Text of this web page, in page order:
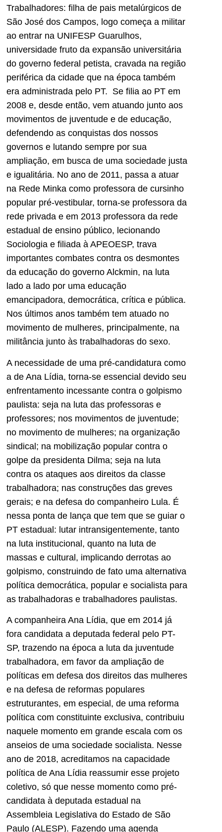
Trabalhadores: filha de pais metalúrgicos de
São José dos Campos, logo começa a militar
ao entrar na UNIFESP Guarulhos,
universidade fruto da expansão universitária
do governo federal petista, cravada na região
periférica da cidade que na época também
era administrada pelo PT. Se filia ao PT em
2008 e, desde então, vem atuando junto aos
movimentos de juventude e de educação,
defendendo as conquistas dos nossos
governos e lutando sempre por sua
ampliação, em busca de uma sociedade justa
e igualitária. No ano de 2011, passa a atuar
na Rede Minka como professora de cursinho
popular pré-vestibular, torna-se professora da
rede privada e em 2013 professora da rede
estadual de ensino público, lecionando
Sociologia e filiada à APEOESP, trava
importantes combates contra os desmontes
da educação do governo Alckmin, na luta
lado a lado por uma educação
emancipadora, democrática, crítica e pública.
Nos últimos anos também tem atuado no
movimento de mulheres, principalmente, na
militância junto às trabalhadoras do sexo.
A necessidade de uma pré-candidatura como
a de Ana Lídia, torna-se essencial devido seu
enfrentamento incessante contra o golpismo
paulista: seja na luta das professoras e
professores; nos movimentos de juventude;
no movimento de mulheres; na organização
sindical; na mobilização popular contra o
golpe da presidenta Dilma; seja na luta
contra os ataques aos direitos da classe
trabalhadora; nas construções das greves
gerais; e na defesa do companheiro Lula. É
nessa ponta de lança que tem que se guiar o
PT estadual: lutar intransigentemente, tanto
na luta institucional, quanto na luta de
massas e cultural, implicando derrotas ao
golpismo, construindo de fato uma alternativa
política democrática, popular e socialista para
as trabalhadoras e trabalhadores paulistas.
A companheira Ana Lídia, que em 2014 já
fora candidata a deputada federal pelo PT-
SP, trazendo na época a luta da juventude
trabalhadora, em favor da ampliação de
políticas em defesa dos direitos das mulheres
e na defesa de reformas populares
estruturantes, em especial, de uma reforma
política com constituinte exclusiva, contribuiu
naquele momento em grande escala com os
anseios de uma sociedade socialista. Nesse
ano de 2018, acreditamos na capacidade
política de Ana Lídia reassumir esse projeto
coletivo, só que nesse momento como pré-
candidata à deputada estadual na
Assembleia Legislativa do Estado de São
Paulo (ALESP). Fazendo uma agenda